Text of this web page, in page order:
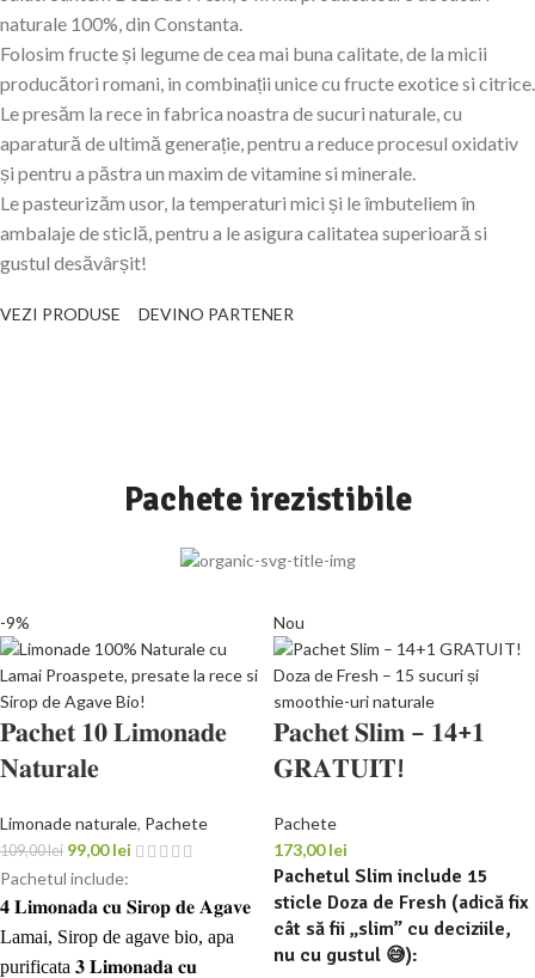
naturale 100%, din Constanta.
Folosim fructe și legume de cea mai buna calitate, de la micii
producători romani, in combinații unice cu fructe exotice si citrice.
Le presăm la rece in fabrica noastra de sucuri naturale, cu
aparatură de ultimă generație, pentru a reduce procesul oxidativ
și pentru a păstra un maxim de vitamine si minerale.
Le pasteurizăm usor, la temperaturi mici și le îmbuteliem în
ambalaje de sticlă, pentru a le asigura calitatea superioară si
gustul desăvârșit!
VEZI PRODUSE DEVINO PARTENER
Pachete irezistibile
-9%
𝐏𝐚𝐜𝐡𝐞𝐭 𝟏𝟎 𝐋𝐢𝐦𝐨𝐧𝐚𝐝𝐞
𝐍𝐚𝐭𝐮𝐫𝐚𝐥𝐞
Limonade naturale, Pachete
109,00lei 99,00lei
Pachetul include:
𝟒 𝐋𝐢𝐦𝐨𝐧𝐚𝐝𝐚 𝐜𝐮 𝐒𝐢𝐫𝐨𝐩 𝐝𝐞 𝐀𝐠𝐚𝐯𝐞
Lamai, Sirop de agave bio, apa
purificata 𝟑 𝐋𝐢𝐦𝐨𝐧𝐚𝐝𝐚 𝐜𝐮
Nou
𝐏𝐚𝐜𝐡𝐞𝐭 𝐒𝐥𝐢𝐦 – 𝟏𝟒+𝟏
𝐆𝐑𝐀𝐓𝐔𝐈𝐓!
Pachete
173,00lei
Pachetul Slim include 15
sticle Doza de Fresh (adică fix
cât să fii „slim” cu deciziile,
nu cu gustul 😅):